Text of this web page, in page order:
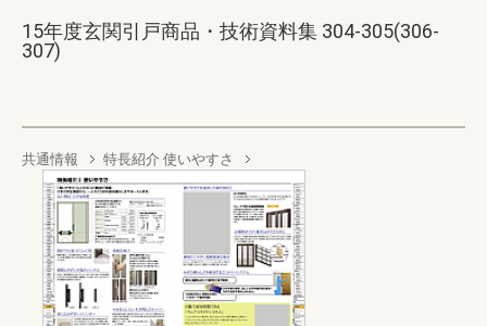
15年度玄関引戸商品・技術資料集 304-305(306-
307)
共通情報 特長紹介 使いやすさ